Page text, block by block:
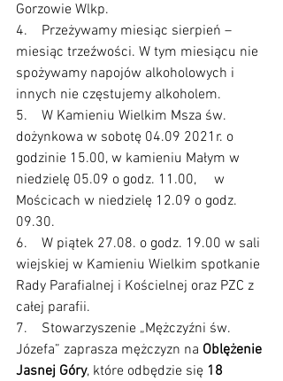
Gorzowie Wlkp.
4.    Przeżywamy miesiąc sierpień –
miesiąc trzeźwości. W tym miesiącu nie
spożywamy napojów alkoholowych i
innych nie częstujemy alkoholem.
5.    W Kamieniu Wielkim Msza św.
dożynkowa w sobotę 04.09 2021r. o
godzinie 15.00, w kamieniu Małym w
niedzielę 05.09 o godz. 11.00,     w
Mościcach w niedzielę 12.09 o godz.
09.30.
6.    W piątek 27.08. o godz. 19.00 w sali
wiejskiej w Kamieniu Wielkim spotkanie
Rady Parafialnej i Kościelnej oraz PZC z
całej parafii.
7.    Stowarzyszenie „Mężczyźni św.
Józefa” zaprasza mężczyzn na Oblężenie
Jasnej Góry, które odbędzie się 18